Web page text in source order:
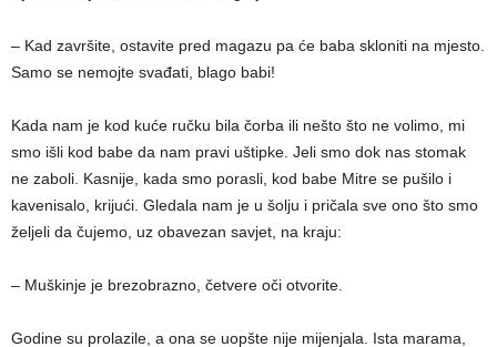
– Kad završite, ostavite pred magazu pa će baba skloniti na mjesto.
Samo se nemojte svađati, blago babi!
Kada nam je kod kuće ručku bila čorba ili nešto što ne volimo, mi
smo išli kod babe da nam pravi uštipke. Jeli smo dok nas stomak
ne zaboli. Kasnije, kada smo porasli, kod babe Mitre se pušilo i
kavenisalo, krijući. Gledala nam je u šolju i pričala sve ono što smo
željeli da čujemo, uz obavezan savjet, na kraju:
– Muškinje je brezobrazno, četvere oči otvorite.
Godine su prolazile, a ona se uopšte nije mijenjala. Ista marama,